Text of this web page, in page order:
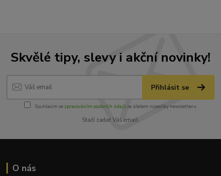
Skvělé tipy, slevy i akční novinky!
Přihlásit se
Souhlasím se zpracováním osobních údajůza účelem rozesílky newsletteru.
Stačí zadat Váš email.
O nás